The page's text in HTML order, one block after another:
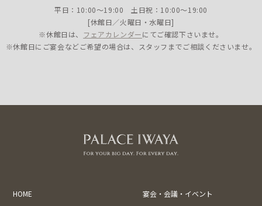
平日：10:00〜19:00 土日祝：10:00〜19:00
[休館日／火曜日・水曜日]
※休館日は、 フェアカレンダーにてご確認下さいませ。
※休館日にご宴会などご希望の場合は、スタッフまでご相談くださいませ。
HOME
宴会・会議・イベント